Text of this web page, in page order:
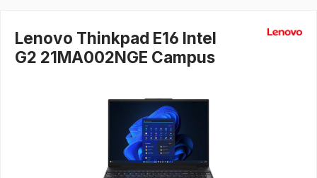
Lenovo Thinkpad E16 Intel
G2 21MA002NGE Campus